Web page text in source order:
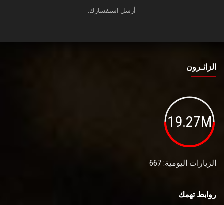
أرسل استفسارك.
الزائـرون
19.27M
الزيارات اليومية: 667
روابط تهمك